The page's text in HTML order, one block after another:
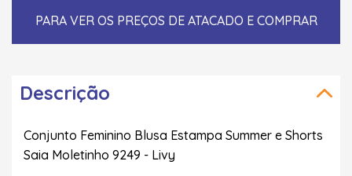
PARA VER OS PREÇOS DE ATACADO E COMPRAR
Descrição
Conjunto Feminino Blusa Estampa Summer e Shorts
Saia Moletinho 9249 - Livy